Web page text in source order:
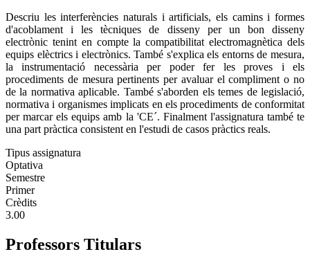
Descriu les interferències naturals i artificials, els camins i formes
d'acoblament i les tècniques de disseny per un bon disseny
electrònic tenint en compte la compatibilitat electromagnètica dels
equips elèctrics i electrònics. També s'explica els entorns de mesura,
la instrumentació necessària per poder fer les proves i els
procediments de mesura pertinents per avaluar el compliment o no
de la normativa aplicable. També s'aborden els temes de legislació,
normativa i organismes implicats en els procediments de conformitat
per marcar els equips amb la 'CE´. Finalment l'assignatura també te
una part pràctica consistent en l'estudi de casos pràctics reals.
Tipus assignatura
Optativa
Semestre
Primer
Crèdits
3.00
Professors Titulars